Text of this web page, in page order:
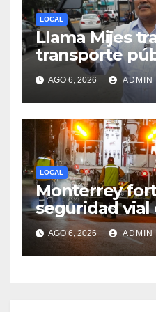
LOCAL
Llama Mijes
transporte
AGO 6, 2026 ADMIN
LOCAL
Monterrey
seguridad vial
de
Paseo de los
AGO 6, 2026 ADMIN